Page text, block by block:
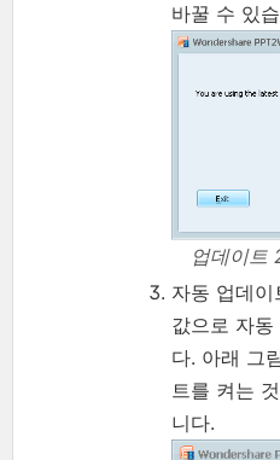
바꿀 수 있
업데이트
자동 업데
값으로 자
다. 아래 그
트를 켜는
니다.